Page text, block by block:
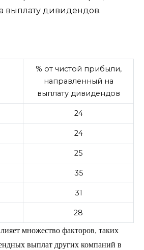
% от чистой прибыли,
направленный на
выплату дивидендов
24
24
25
35
31
28
множество факторов, таких
выплат других компаний в